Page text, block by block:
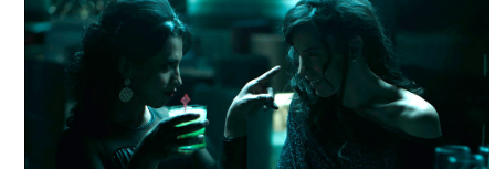
RENCOR TATUADO, TOMADA DE FILMINLATINO